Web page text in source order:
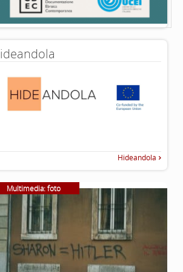
Hideandola
Multimedia: foto